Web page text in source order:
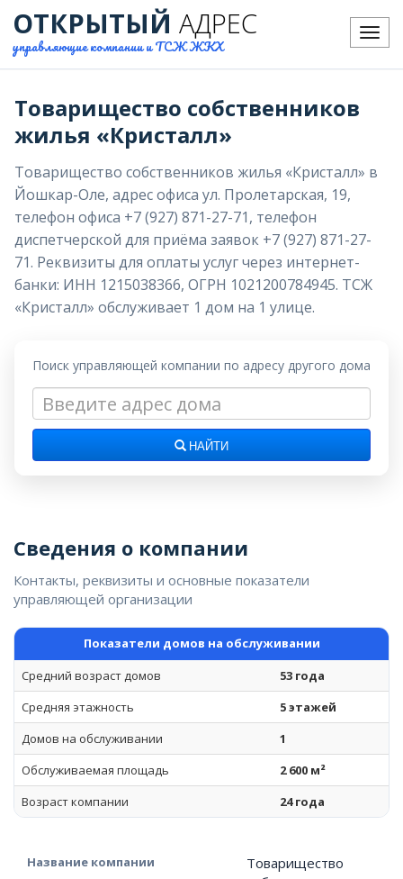
Меню
ОТКРЫТЫЙ АДРЕС
управляющие компании и ТСЖ ЖКХ
Товарищество собственников
жилья «Кристалл»
Товарищество собственников жилья «Кристалл» в
Йошкар-Оле, адрес офиса ул. Пролетарская, 19,
телефон офиса +7 (927) 871-27-71, телефон
диспетчерской для приёма заявок +7 (927) 871-27-
71. Реквизиты для оплаты услуг через интернет-
банки: ИНН 1215038366, ОГРН 1021200784945. ТСЖ
«Кристалл» обслуживает 1 дом на 1 улице.
Поиск управляющей компании по адресу другого дома
НАЙТИ
Сведения о компании
Контакты, реквизиты и основные показатели
управляющей организации
Показатели домов на обслуживании
Средний возраст домов
53 года
Средняя этажность
5 этажей
Домов на обслуживании
1
Обслуживаемая площадь
2 600 м²
Возраст компании
24 года
Название компании
Товарищество